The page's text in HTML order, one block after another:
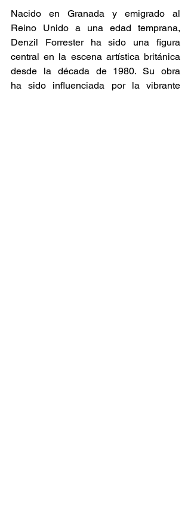
Nacido en Granada y emigrado al
Reino Unido a una edad temprana,
Denzil Forrester ha sido una figura
central en la escena artística británica
desde la década de 1980. Su obra
ha sido influenciada por la vibrante